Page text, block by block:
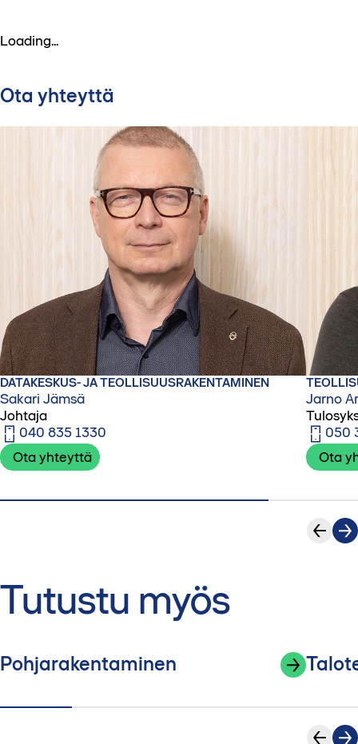
Loading...
Ota yhteyttä
DATAKESKUS- JA TEOLLISUUSRAKENTAMINEN
Sakari Jämsä
Johtaja
040 835 1330
Ota yhteyttä
Jarno
050
Ota
Tutustu myös
Pohjarakentaminen